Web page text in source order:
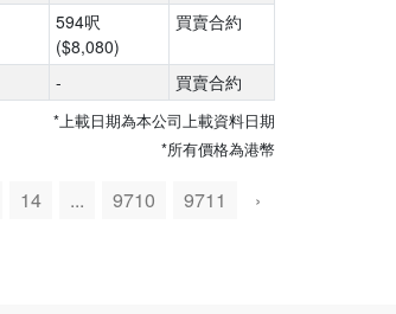
594呎
($8,080)
買賣合約
- 買賣合約
*上載日期為本公司上載資料日期
*所有價格為港幣
14 ... 9710 9711 ›